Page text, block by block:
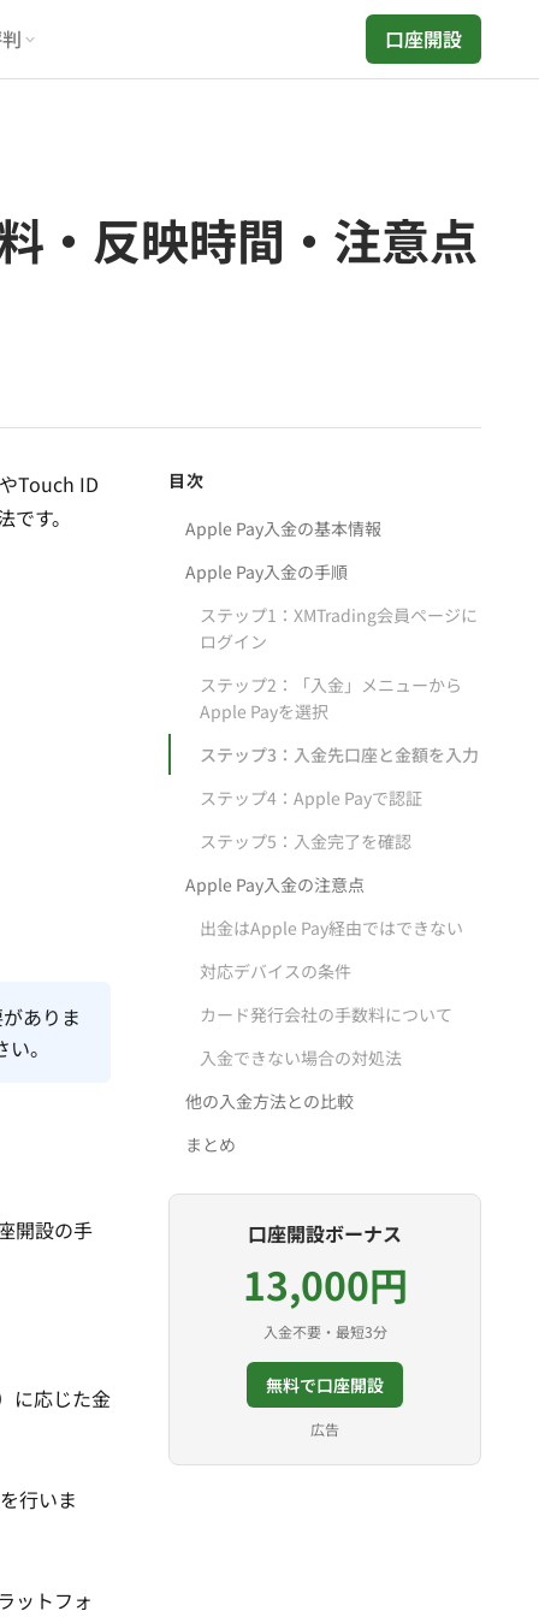
口座開設
・反映時間・注意点
Touch ID
す。
ありま
。
開設の手
に応じた金
行いま
ットフォ
目次
Apple Pay入金の基本情報
Apple Pay入金の手順
ステップ1：XMTrading会員ページに
ログイン
ステップ2：「入金」メニューから
Apple Payを選択
ステップ3：入金先口座と金額を入力
ステップ4：Apple Payで認証
ステップ5：入金完了を確認
Apple Pay入金の注意点
出金はApple Pay経由ではできない
対応デバイスの条件
カード発行会社の手数料について
入金できない場合の対処法
他の入金方法との比較
まとめ
口座開設ボーナス
13,000円
入金不要・最短3分
無料で口座開設
広告